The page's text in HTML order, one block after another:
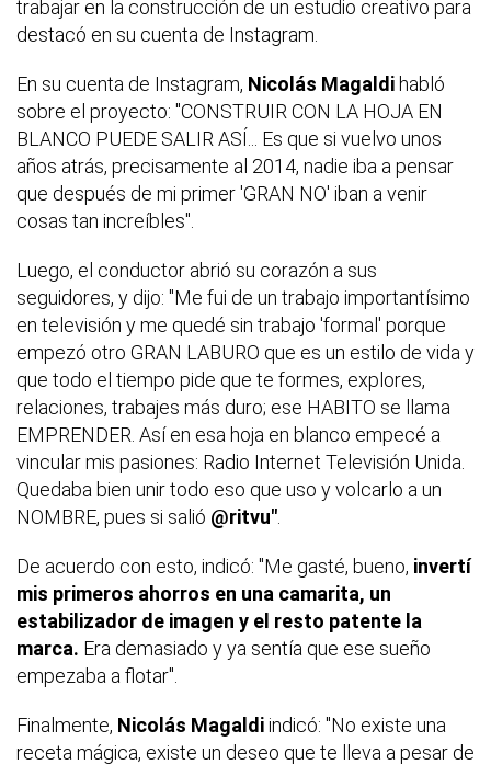
trabajar en la construcción de un estudio creativo para
destacó en su cuenta de Instagram.
En su cuenta de Instagram, Nicolás Magaldi habló
sobre el proyecto: "CONSTRUIR CON LA HOJA EN
BLANCO PUEDE SALIR ASÍ... Es que si vuelvo unos
años atrás, precisamente al 2014, nadie iba a pensar
que después de mi primer 'GRAN NO' iban a venir
cosas tan increíbles".
Luego, el conductor abrió su corazón a sus
seguidores, y dijo: "Me fui de un trabajo importantísimo
en televisión y me quedé sin trabajo 'formal' porque
empezó otro GRAN LABURO que es un estilo de vida y
que todo el tiempo pide que te formes, explores,
relaciones, trabajes más duro; ese HABITO se llama
EMPRENDER. Así en esa hoja en blanco empecé a
vincular mis pasiones: Radio Internet Televisión Unida.
Quedaba bien unir todo eso que uso y volcarlo a un
NOMBRE, pues si salió @ritvu"
De acuerdo con esto, indicó: "Me gasté, bueno, invertí
mis primeros ahorros en una camarita, un
estabilizador de imagen y el resto patente la
marca. Era demasiado y ya sentía que ese sueño
empezaba a flotar".
Finalmente, Nicolás Magaldiindicó: "No existe una
receta mágica, existe un deseo que te lleva a pesar de